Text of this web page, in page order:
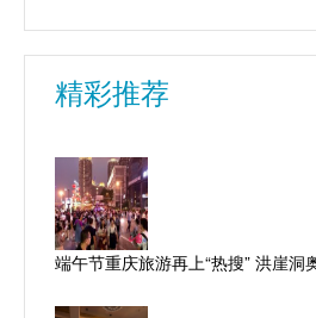
精彩推荐
端午节重庆旅游再上“热搜” 洪崖洞